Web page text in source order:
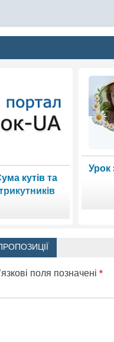
кутів та
Урок
поля позначені *